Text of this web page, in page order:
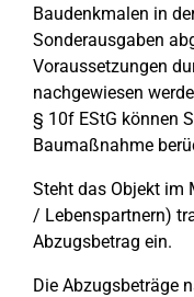
Baudenkmalen in
Sonderausgaben
Voraussetzungen
nachgewiesen
§ 10f EStG können
Baumaßnahme
Steht das Objekt im
/ Lebenspartnern)
Abzugsbetrag ein.
Die Abzugsbeträge